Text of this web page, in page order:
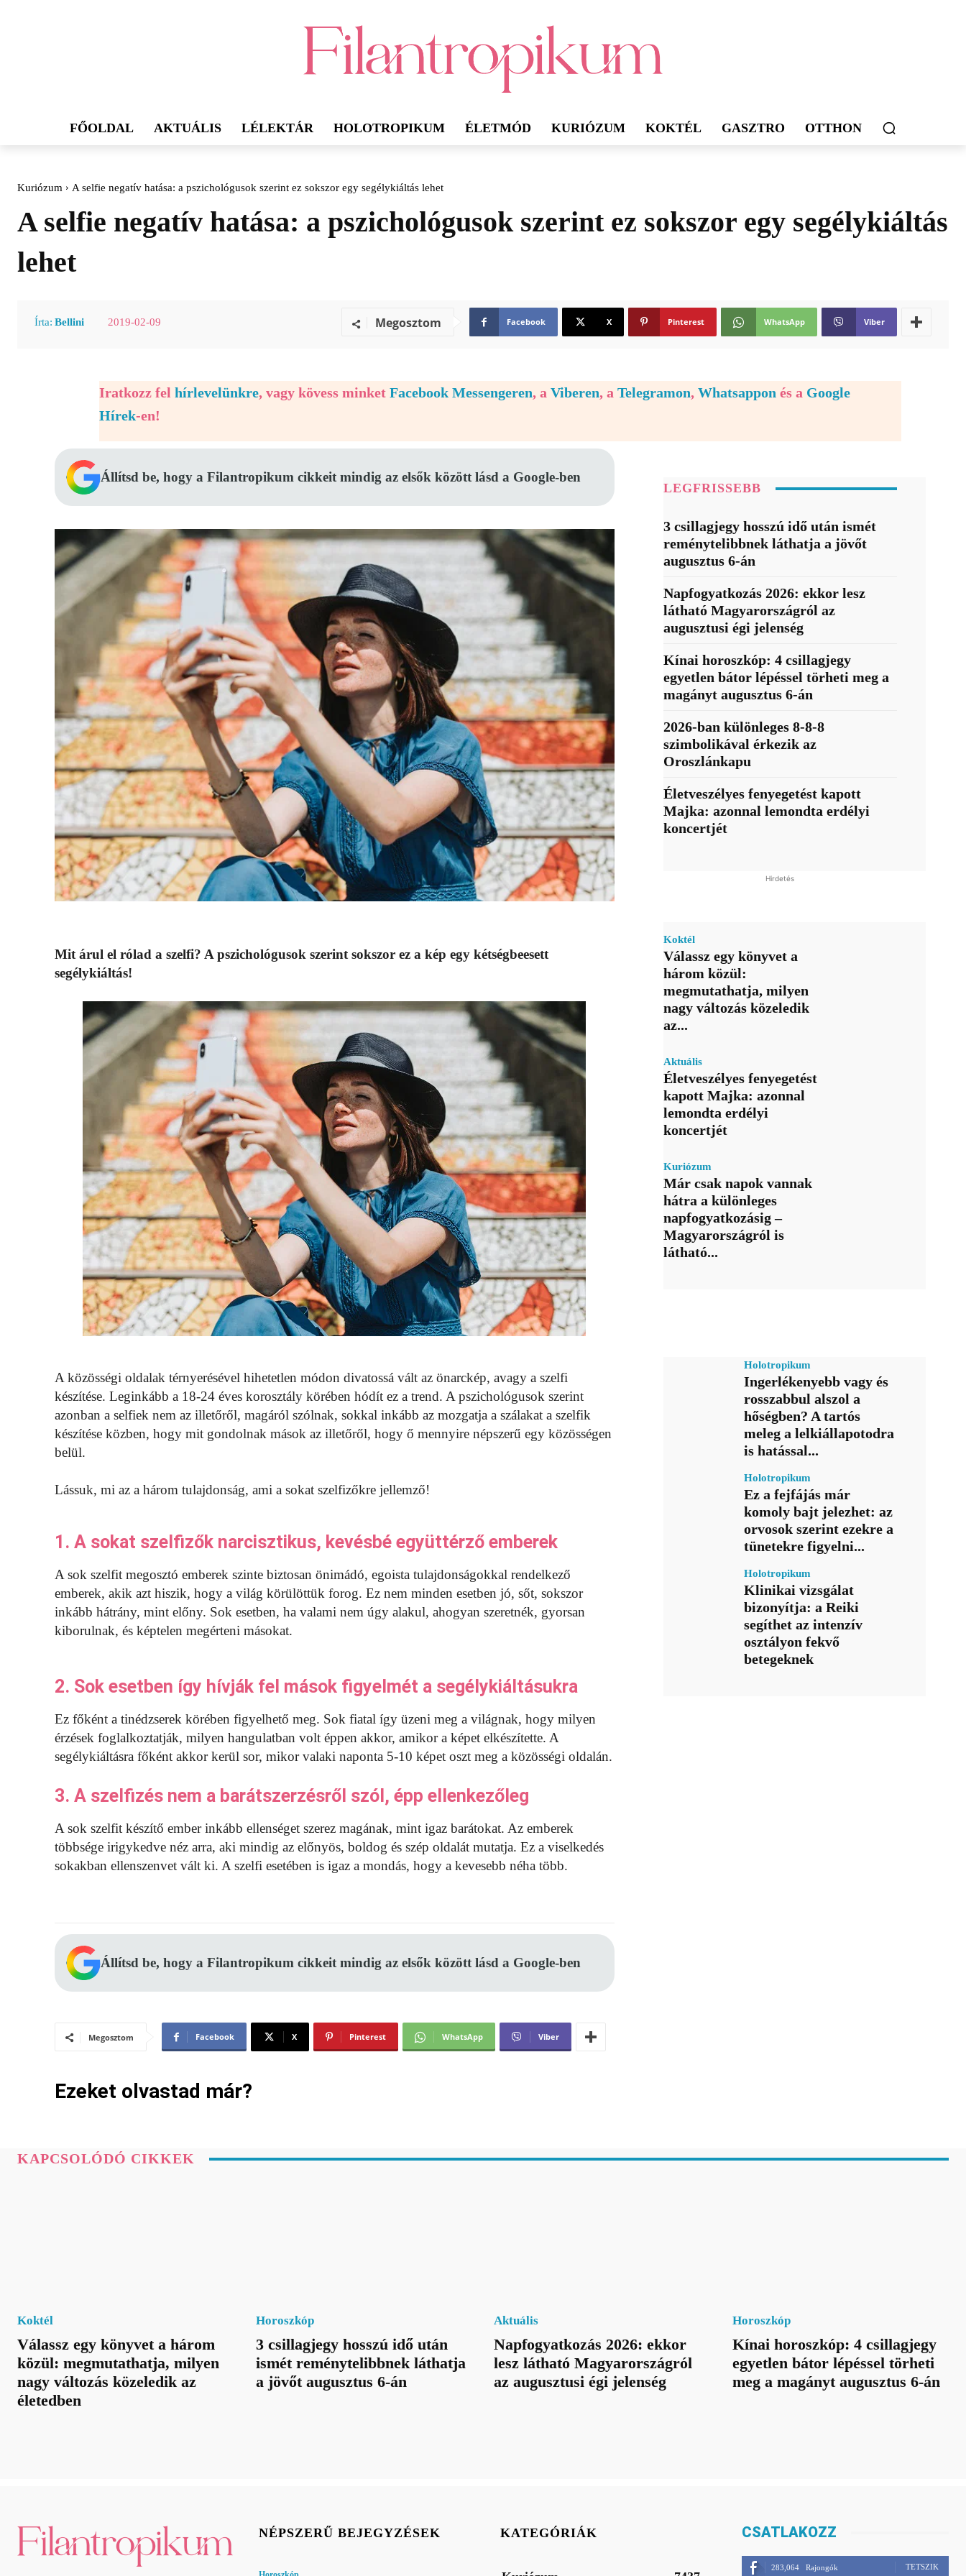
FŐOLDAL AKTUÁLIS LÉLEKTÁR HOLOTROPIKUM ÉLETMÓD KURIÓZUM KOKTÉL GASZTRO OTTHON
Kuriózum A selfie negatív hatása: a pszichológusok szerint ez sokszor egy segélykiáltás lehet
A selfie negatív hatása: a pszichológusok szerint ez sokszor egy segélykiáltás
lehet
Írta: Bellini 2019-02-09 Megosztom Facebook X Pinterest WhatsApp Viber
Iratkozz fel hírlevelünkre, vagy kövess minket Facebook Messengeren, a Viberen, a Telegramon, Whatsappon és a Google
Hírek-en!
Állítsd be, hogy a Filantropikum cikkeit mindig az elsők között lásd a Google-ben
Mit árul el rólad a szelfi? A pszichológusok szerint sokszor ez a kép egy kétségbeesett
segélykiáltás!
A közösségi oldalak térnyerésével hihetetlen módon divatossá vált az önarckép, avagy a szelfi
készítése. Leginkább a 18-24 éves korosztály körében hódít ez a trend. A pszichológusok szerint
azonban a selfiek nem az illetőről, magáról szólnak, sokkal inkább az mozgatja a szálakat a szelfik
készítése közben, hogy mit gondolnak mások az illetőről, hogy ő mennyire népszerű egy közösségen
belül.
Lássuk, mi az a három tulajdonság, ami a sokat szelfizőkre jellemző!
1. A sokat szelfizők narcisztikus, kevésbé együttérző emberek
A sok szelfit megosztó emberek szinte biztosan önimádó, egoista tulajdonságokkal rendelkező
emberek, akik azt hiszik, hogy a világ körülöttük forog. Ez nem minden esetben jó, sőt, sokszor
inkább hátrány, mint előny. Sok esetben, ha valami nem úgy alakul, ahogyan szeretnék, gyorsan
kiborulnak, és képtelen megérteni másokat.
2. Sok esetben így hívják fel mások figyelmét a segélykiáltásukra
Ez főként a tinédzserek körében figyelhető meg. Sok fiatal így üzeni meg a világnak, hogy milyen
érzések foglalkoztatják, milyen hangulatban volt éppen akkor, amikor a képet elkészítette. A
segélykiáltásra főként akkor kerül sor, mikor valaki naponta 5-10 képet oszt meg a közösségi oldalán.
3. A szelfizés nem a barátszerzésről szól, épp ellenkezőleg
A sok szelfit készítő ember inkább ellenséget szerez magának, mint igaz barátokat. Az emberek
többsége irigykedve néz arra, aki mindig az előnyös, boldog és szép oldalát mutatja. Ez a viselkedés
sokakban ellenszenvet vált ki. A szelfi esetében is igaz a mondás, hogy a kevesebb néha több.
Állítsd be, hogy a Filantropikum cikkeit mindig az elsők között lásd a Google-ben
Megosztom Facebook X Pinterest WhatsApp Viber
Ezeket olvastad már?
LEGFRISSEBB
3 csillagjegy hosszú idő után ismét
reménytelibbnek láthatja a jövőt
augusztus 6-án
Napfogyatkozás 2026: ekkor lesz
látható Magyarországról az
augusztusi égi jelenség
Kínai horoszkóp: 4 csillagjegy
egyetlen bátor lépéssel törheti meg a
magányt augusztus 6-án
2026-ban különleges 8-8-8
szimbolikával érkezik az
Oroszlánkapu
Életveszélyes fenyegetést kapott
Majka: azonnal lemondta erdélyi
koncertjét
Hirdetés
Koktél
Válassz egy könyvet a
három közül:
megmutathatja, milyen
nagy változás közeledik
az...
Aktuális
Életveszélyes fenyegetést
kapott Majka: azonnal
lemondta erdélyi
koncertjét
Kuriózum
Már csak napok vannak
hátra a különleges
napfogyatkozásig –
Magyarországról is
látható...
Holotropikum
Ingerlékenyebb vagy és
rosszabbul alszol a
hőségben? A tartós
meleg a lelkiállapotodra
is hatással...
Holotropikum
Ez a fejfájás már
komoly bajt jelezhet: az
orvosok szerint ezekre a
tünetekre figyelni...
Holotropikum
Klinikai vizsgálat
bizonyítja: a Reiki
segíthet az intenzív
osztályon fekvő
betegeknek
KAPCSOLÓDÓ CIKKEK
Koktél
Válassz egy könyvet a három
közül: megmutathatja, milyen
nagy változás közeledik az
életedben
Horoszkóp
3 csillagjegy hosszú idő után
ismét reménytelibbnek láthatja
a jövőt augusztus 6-án
Aktuális
Napfogyatkozás 2026: ekkor
lesz látható Magyarországról
az augusztusi égi jelenség
Horoszkóp
Kínai horoszkóp: 4 csillagjegy
egyetlen bátor lépéssel törheti
meg a magányt augusztus 6-án
NÉPSZERŰ BEJEGYZÉSEK KATEGÓRIÁK CSATLAKOZZ
283,064 Rajongók TETSZIK